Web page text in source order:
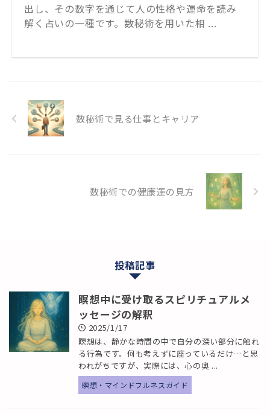
出し、その数字を通じて人の性格や運命を読み
解く占いの一種です。数秘術を用いた相 ...
数秘術で見る仕事とキャリア
数秘術での健康運の見方
投稿記事
瞑想中に受け取るスピリチュアルメ
ッセージの解釈
2025/1/17
瞑想は、静かな時間の中で自分の深い部分に触れ
る行為です。何も考えずに座っているだけ…と思
われがちですが、実際には、心の奥 ...
瞑想・マインドフルネスガイド